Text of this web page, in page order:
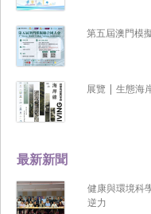
最新新聞
健康與環境科
逆力
第五屆澳門模
展覽 | 生態海